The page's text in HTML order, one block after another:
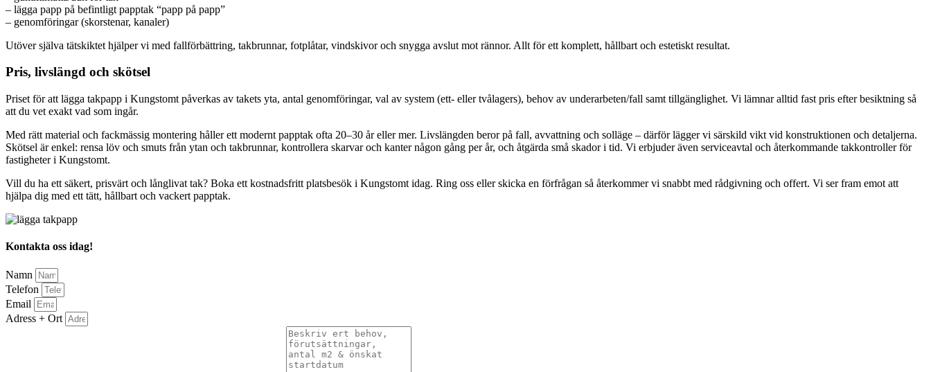
– lägga papp på befintligt papptak “papp på papp”
– genomföringar (skorstenar, kanaler)
Utöver själva tätskiktet hjälper vi med fallförbättring, takbrunnar, fotplåtar, vindskivor och snygga avslut mot rännor. Allt för ett komplett, hållbart och estetiskt resultat.
Pris, livslängd och skötsel
Priset för att lägga takpapp i Kungstomt påverkas av takets yta, antal genomföringar, val av system (ett- eller tvålagers), behov av underarbeten/fall samt tillgänglighet. Vi lämnar alltid fast pris efter besiktning så
att du vet exakt vad som ingår.
Med rätt material och fackmässig montering håller ett modernt papptak ofta 20–30 år eller mer. Livslängden beror på fall, avvattning och solläge – därför lägger vi särskild vikt vid konstruktionen och detaljerna.
Skötsel är enkel: rensa löv och smuts från ytan och takbrunnar, kontrollera skarvar och kanter någon gång per år, och åtgärda små skador i tid. Vi erbjuder även serviceavtal och återkommande takkontroller för
fastigheter i Kungstomt.
Vill du ha ett säkert, prisvärt och långlivat tak? Boka ett kostnadsfritt platsbesök i Kungstomt idag. Ring oss eller skicka en förfrågan så återkommer vi snabbt med rådgivning och offert. Vi ser fram emot att
hjälpa dig med ett tätt, hållbart och vackert papptak.
Kontakta oss idag!
Namn
Telefon
Email
Adress + Ort